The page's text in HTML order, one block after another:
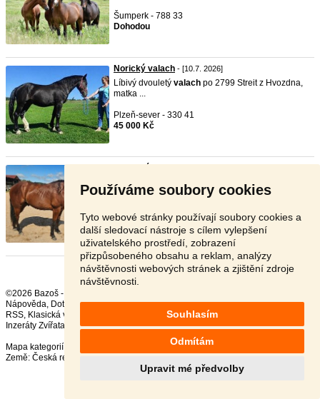
Používáme soubory cookies
Tyto webové stránky používají soubory cookies a
další sledovací nástroje s cílem vylepšení
uživatelského prostředí, zobrazení
přizpůsobeného obsahu a reklam, analýzy
návštěvnosti webových stránek a zjištění zdroje
návštěvnosti.
Souhlasím
Odmítám
Upravit mé předvolby
Šumperk - 788 33
Dohodou
Norický valach - [10.7. 2026]
Líbivý dvouletý valach po 2799 Streit z Hvozdna,
matka ...
Plzeň-sever - 330 41
45 000 Kč
Prodáme dvouletého
a Paint horse. USA a
ČR doklad ...
Ústí nad Orlicí - 562 01
150 000 Kč
©2026 Bazoš -
Nápověda, Dotazy ,Hodnocení,Kontakt,Reklama,Podmínky,Ochrana údajů,
RSS,
Inzeráty Zvířata celkem:41878, za 24 hodin:2267
Mapa kategorií
Země: Česká republika